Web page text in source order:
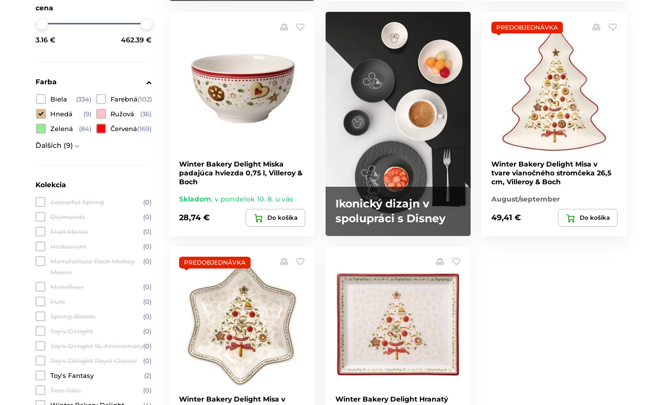
cena
3.16 € 462.39 €
Farba
Biela (334) Farebná(102)
Hnedá
(9) Ružová
(36)
Zelená
(84) Červená(169)
Ďalších (9)
Kolekcia
Colourful Spring
(0)
Diamonds
(0)
Fruit Mania
(0)
Herbarium
(0)
Manufacture Rock Mickey
Mouse
(0)
Mariefleur
(0)
Pura
(0)
Spring Bloom
(0)
Toy's Delight
(0)
Toy's Delight 15. Anniversary(0)
Toy's Delight Royal Classic
(0)
Toy's Fantasy
(2)
Tres Jolie
(0)
Winter Bakery Delight Miska
padajúca hviezda 0,75 l, Villeroy &
Boch
Skladom, v pondelok 10. 8. u vás
28,74 € Do košíka
Ikonický dizajn v
spolupráci s Disney
PREDOBJEDNÁVKA
Winter Bakery Delight Misa v
tvare vianočného stromčeka 26,5
cm, Villeroy & Boch
August/september
49,41 € Do košíka
PREDOBJEDNÁVKA
Winter Bakery Delight Misa v
Winter Bakery Delight Hranatý